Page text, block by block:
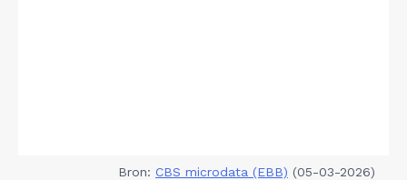
Bron: CBS microdata (EBB) (05-03-2026)